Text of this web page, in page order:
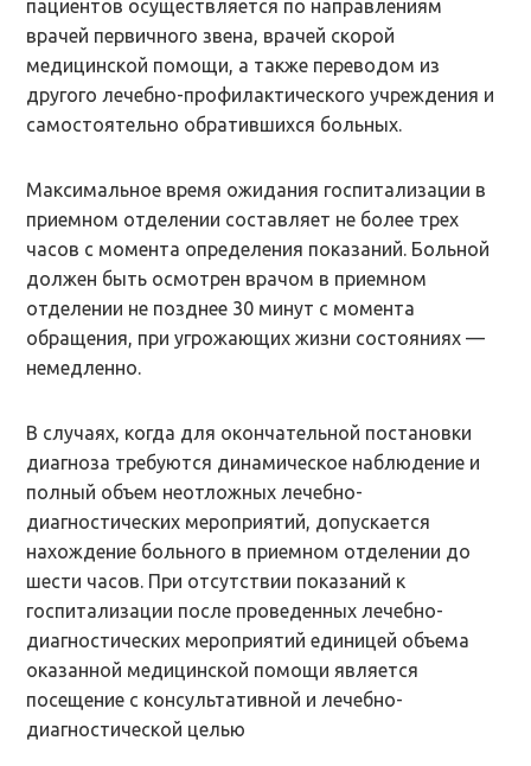
пациентов осуществляется по направлениям
врачей первичного звена, врачей скорой
медицинской помощи, а также переводом из
другого лечебно-профилактического учреждения и
самостоятельно обратившихся больных.
Максимальное время ожидания госпитализации в
приемном отделении составляет не более трех
часов с момента определения показаний. Больной
должен быть осмотрен врачом в приемном
отделении не позднее 30 минут с момента
обращения, при угрожающих жизни состояниях —
немедленно.
В случаях, когда для окончательной постановки
диагноза требуются динамическое наблюдение и
полный объем неотложных лечебно-
диагностических мероприятий, допускается
нахождение больного в приемном отделении до
шести часов. При отсутствии показаний к
госпитализации после проведенных лечебно-
диагностических мероприятий единицей объема
оказанной медицинской помощи является
посещение с консультативной и лечебно-
диагностической целью